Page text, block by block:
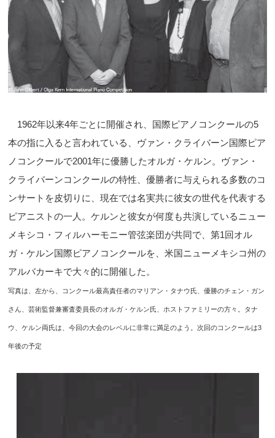
1962年以来4年ごとに開催され、国際ピアノコンクールの5
本の指に入ると言われている、ヴァン・クライバーン国際ピア
ノコンクールで2001年に優勝したオルガ・ケルン。ヴァン・
クライバーンコンクールの特性、優勝者に与えられる多数のコ
ンサートを皮切りに、現在では名実共に彼女の世代を代表する
ピアニストの一人。ケルンと彼女が何度も共演しているニュー
メキシコ・フィルハーモニー管弦楽団が共同で、第1回オル
ガ・ケルン国際ピアノコンクールを、米国ニューメキシコ州の
アルバカーキで大々的に開催した。
写真は、左から、コンクール最高責任者のマリアン・タナウ氏、優勝のチェン・ガン
さん、芸術監督兼審査委員長のオルガ・ケルン氏、ホストファミリーの方々。タナ
ウ、ケルン両氏は、今回の大会のレベルに非常に満足のよう。次回のコンクールは3
年後の予定